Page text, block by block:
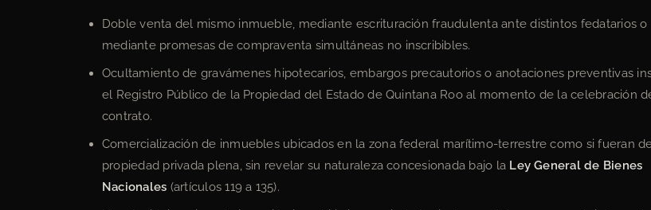
Doble venta del mismo inmueble, mediante escrituración fraudulenta ante distintos fedatarios o
mediante promesas de compraventa simultáneas no inscribibles.
Ocultamiento de gravámenes hipotecarios, embargos precautorios o anotaciones preventivas
el Registro Público de la Propiedad del Estado de Quintana Roo al momento de la celebración
contrato.
Comercialización de inmuebles ubicados en la zona federal marítimo-terrestre como si fueran
propiedad privada plena, sin revelar su naturaleza concesionada bajo la Ley General de Bienes
Nacionales (artículos 119 a 135).